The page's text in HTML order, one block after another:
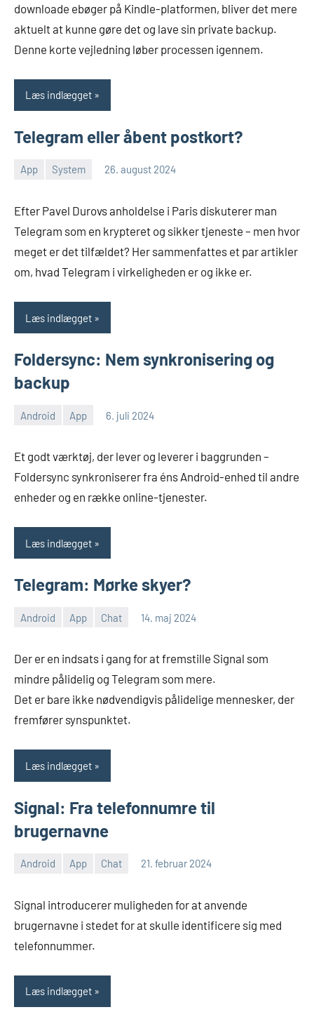
downloade ebøger på Kindle-platformen, bliver det mere
aktuelt at kunne gøre det og lave sin private backup.
Denne korte vejledning løber processen igennem.
Læs indlægget
Telegram eller åbent postkort?
App System 26. august 2024
Morten
Johansen
Efter Pavel Durovs anholdelse i Paris diskuterer man
Telegram som en krypteret og sikker tjeneste – men hvor
meget er det tilfældet? Her sammenfattes et par artikler
om, hvad Telegram i virkeligheden er og ikke er.
Læs indlægget
Foldersync: Nem synkronisering og
backup
Android App 6. juli 2024
Johansen
Et godt værktøj, der lever og leverer i baggrunden –
Foldersync synkroniserer fra éns Android-enhed til andre
enheder og en række online-tjenester.
Læs indlægget
Telegram: Mørke skyer?
Android App Chat 14. maj 2024
Johansen
Der er en indsats i gang for at fremstille Signal som
mindre pålidelig og Telegram som mere.
Det er bare ikke nødvendigvis pålidelige mennesker, der
fremfører synspunktet.
Læs indlægget
Signal: Fra telefonnumre til
brugernavne
Android App Chat 21. februar 2024
Johansen
Signal introducerer muligheden for at anvende
brugernavne i stedet for at skulle identificere sig med
telefonnummer.
Læs indlægget